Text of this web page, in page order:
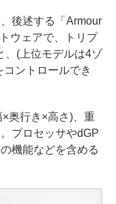
後述する「Armour
ウェアで、トリプ
、(上位モデルは4ゾ
ントロールでき
奥行き×高さ)、重
プロセッサやdGP
機能などを含める